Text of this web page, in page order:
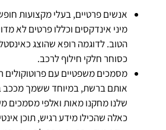
אנשים פרטיים, בעלי מקצועות
מיני אינדקסים וכללו פרטים לא
הטוב. לדוגמה רופא שהוצג
כסוחר חלקי חילוף לרכב.
מסמכים משפטיים עם פרוטוקולים
אותם ברשת, במיוחד ששמך מככב
שלנו מחקנו מאות ואלפי מסמכים
כאלה שהכילו מידע רגיש, תוכן